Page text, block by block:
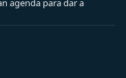
agenda para dar a